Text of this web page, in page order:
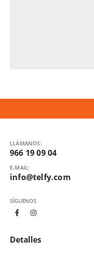
LLÁMANOS:
966 19 09 04
E-MAIL:
info@telfy.com
SÍGUENOS
Detalles